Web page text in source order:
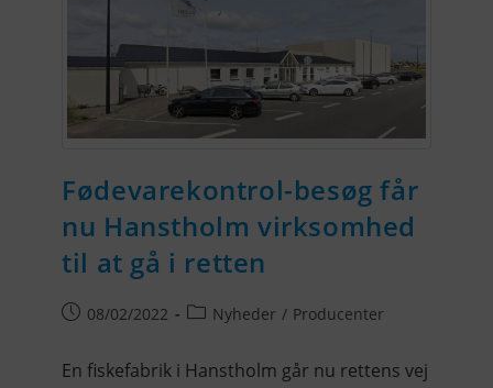
Fødevarekontrol-besøg får
nu Hanstholm virksomhed
til at gå i retten
08/02/2022 Nyheder / Producenter
En fiskefabrik i Hanstholm går nu rettens vej